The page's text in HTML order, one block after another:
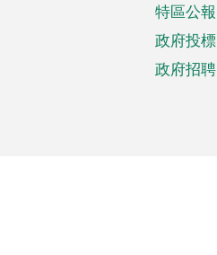
特區公報
政府投標
政府招聘